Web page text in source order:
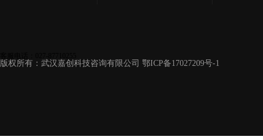
版权所有：武汉嘉创科技咨询有限公司 鄂ICP备17027209号-1